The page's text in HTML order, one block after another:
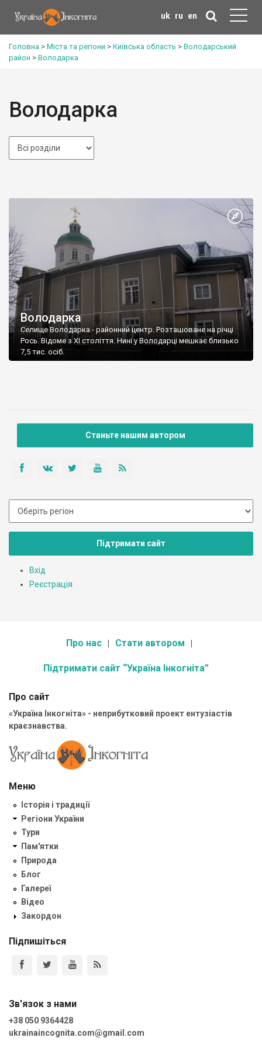
uk ru en
Головна > Міста та регіони > Київська область > Володарський
район > Володарка
Володарка
Володарка
Селище Володарка - районний центр. Розташоване на річці
Рось. Відоме з ХІ століття. Нині у Володарці мешкає близько
7,5 тис. осіб.
Станьте нашим автором
Підтримати сайт
Вхід
Реєстрація
Про нас Стати автором
Підтримати сайт “Україна Інкогніта”
Про сайт
«Україна Інкогніта» - неприбутковий проект ентузіастів
краєзнавства.
Меню
Історія і традиції
Регіони України
Тури
Пам'ятки
Природа
Блог
Галереї
Відео
Закордон
Підпишіться
Зв'язок з нами
+38 050 9364428
ukrainaincognita.com@gmail.com